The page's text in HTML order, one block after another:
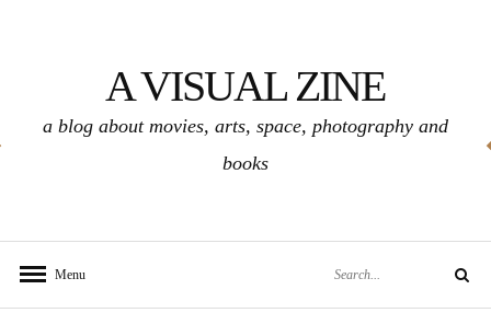
A VISUAL ZINE
a blog about movies, arts, space, photography and
books
Menu Search